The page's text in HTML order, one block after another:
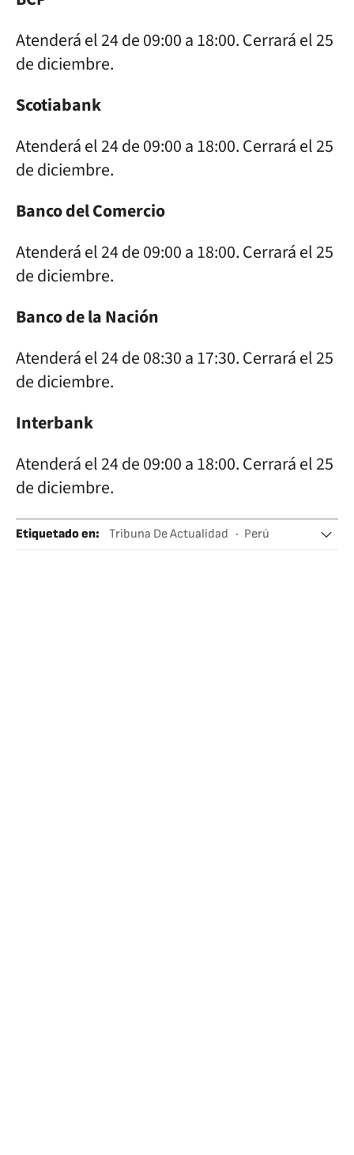
Atenderá el 24 de 09:00 a 18:00. Cerrará el 25
de diciembre.
Scotiabank
Atenderá el 24 de 09:00 a 18:00. Cerrará el 25
de diciembre.
Banco del Comercio
Atenderá el 24 de 09:00 a 18:00. Cerrará el 25
de diciembre.
Banco de la Nación
Atenderá el 24 de 08:30 a 17:30. Cerrará el 25
de diciembre.
Interbank
Atenderá el 24 de 09:00 a 18:00. Cerrará el 25
de diciembre.
Etiquetado en: Tribuna De Actualidad
Perú